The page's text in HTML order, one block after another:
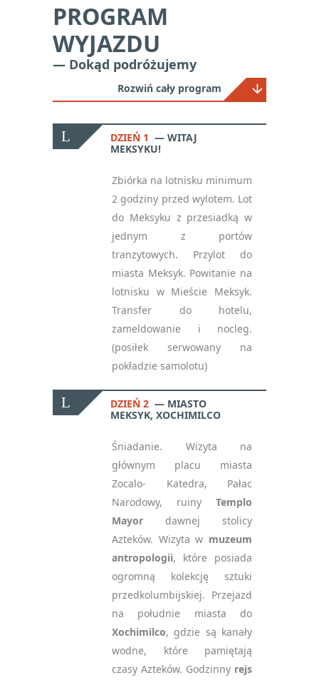
PROGRAM
WYJAZDU
— Dokąd podróżujemy
Rozwiń cały program
DZIEŃ 1
WITAJ
MEKSYKU!
Zbiórka na lotnisku minimum
2 godziny przed wylotem. Lot
do Meksyku z przesiadką w
jednym z portów
tranzytowych. Przylot do
miasta Meksyk. Powitanie na
lotnisku w Mieście Meksyk.
Transfer do hotelu,
zameldowanie i nocleg.
(posiłek serwowany na
pokładzie samolotu)
DZIEŃ 2
MIASTO
MEKSYK, XOCHIMILCO
Śniadanie. Wizyta na
głównym placu miasta
Zocalo- Katedra, Pałac
Narodowy, ruiny Templo
Mayor dawnej stolicy
Azteków. Wizyta w muzeum
antropologii, które posiada
ogromną kolekcję sztuki
przedkolumbijskiej. Przejazd
na południe miasta do
Xochimilco, gdzie są kanały
wodne, które pamiętają
czasy Azteków. Godzinny rejs